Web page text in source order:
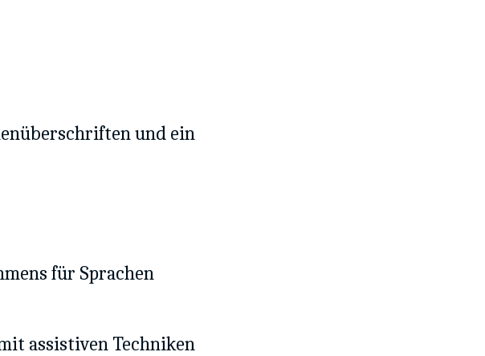
und ein
für Sprachen
assistiven Techniken